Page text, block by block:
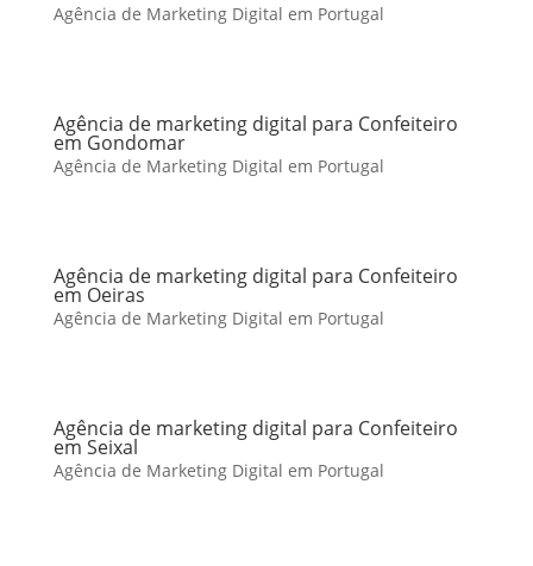
Agência de Marketing Digital em Portugal
Agência de marketing digital para Confeiteiro
em Gondomar
Agência de Marketing Digital em Portugal
Agência de marketing digital para Confeiteiro
em Oeiras
Agência de Marketing Digital em Portugal
Agência de marketing digital para Confeiteiro
em Seixal
Agência de Marketing Digital em Portugal